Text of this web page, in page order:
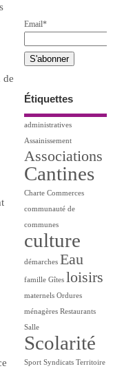
de
Email*
Étiquettes
administratives
Assainissement
Associations
Cantines
Charte Commerces
communauté de
communes
culture
démarches Eau
famille Gîtes loisirs
maternels Ordures
ménagères Restaurants
Salle
Scolarité
Sport Syndicats Territoire